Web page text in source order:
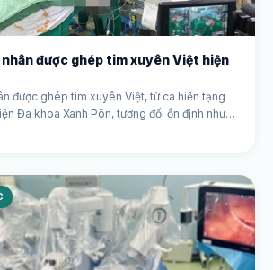
được ghép tim xuyên Việt hiện
được ghép tim xuyên Việt, từ ca hiến tạng
Đa khoa Xanh Pôn, tương đối ổn định nhưng
sao.